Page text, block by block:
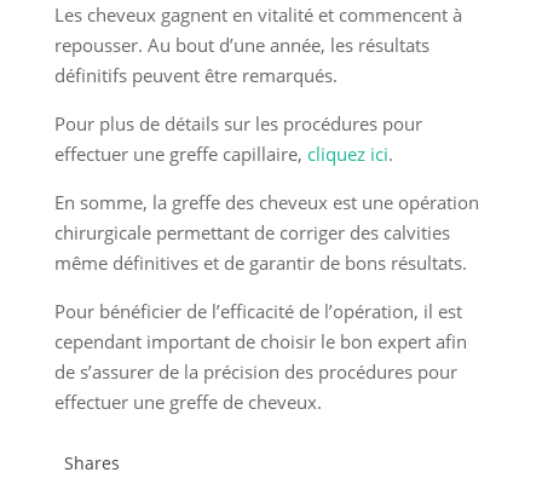
Les cheveux gagnent en vitalité et commencent à
repousser. Au bout d’une année, les résultats
définitifs peuvent être remarqués.
Pour plus de détails sur les procédures pour
effectuer une greffe capillaire, cliquez ici.
En somme, la greffe des cheveux est une opération
chirurgicale permettant de corriger des calvities
même définitives et de garantir de bons résultats.
Pour bénéficier de l’efficacité de l’opération, il est
cependant important de choisir le bon expert afin
de s’assurer de la précision des procédures pour
effectuer une greffe de cheveux.
Shares